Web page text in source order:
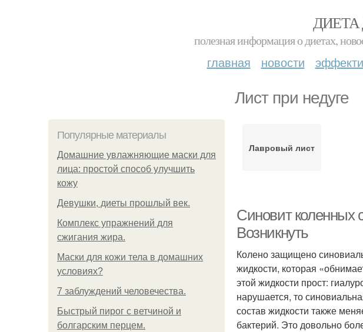
полезная информация о диетах,
главная новости
Лист при недуге
Популярные материалы
Домашние увлажняющие маски для
лица: простой способ улучшить
кожу
Девушки, диеты прошлый век.
Комплекс упражнений для
сжигания жира.
Маски для кожи тела в домашних
условиях?
7 заблуждений человечества.
Быстрый пирог с ветчиной и
болгарским перцем.
Лавровый лист
Синовит коленных
Возникнуть
Колено защищено
жидкости, которая
этой жидкости прост:
нарушается, то
состав жидкости также
бактерий. Это довольно